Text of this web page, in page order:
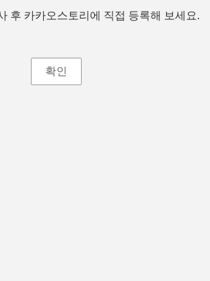
후 카카오스토리에 직접 등록해 보세요.
확인